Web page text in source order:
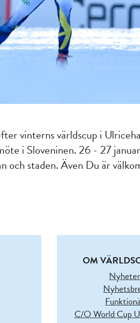
vinterns världscup i
i Sloveninen. 26 - 27
och staden. Även Du är
OM
Nyheter
C/O World Cup